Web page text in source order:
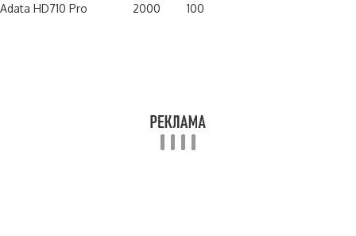
Adata HD710 Pro
2000 100